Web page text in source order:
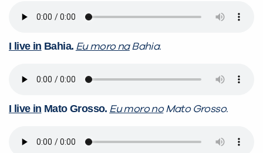
I live in Bahia. Eu moro naBahia.
I live in Mato Grosso. Eu moro noMato Grosso.